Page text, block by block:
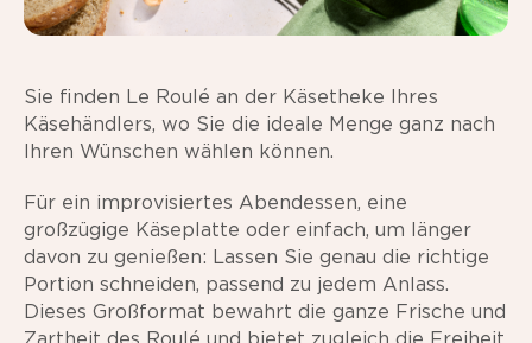
Sie finden Le Roulé an der Käsetheke Ihres
Käsehändlers, wo Sie die ideale Menge ganz nach
Ihren Wünschen wählen können.
Für ein improvisiertes Abendessen, eine
großzügige Käseplatte oder einfach, um länger
davon zu genießen: Lassen Sie genau die richtige
Portion schneiden, passend zu jedem Anlass.
Dieses Großformat bewahrt die ganze Frische und